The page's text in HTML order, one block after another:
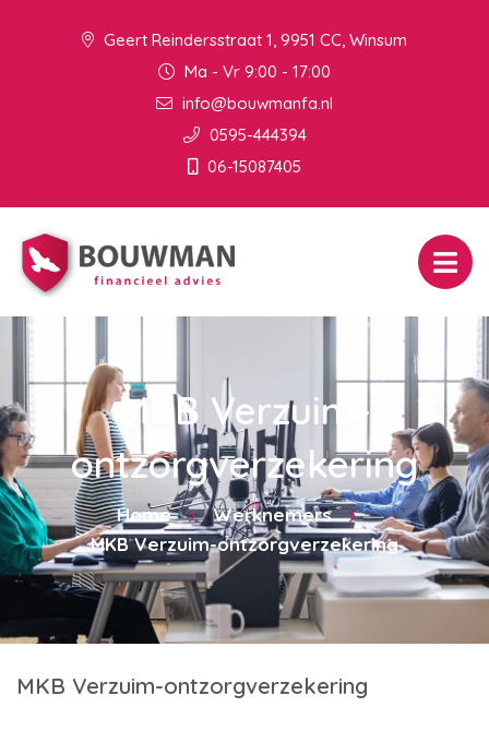
Geert Reindersstraat 1, 9951 CC, Winsum
Ma - Vr 9:00 - 17:00
info@bouwmanfa.nl
0595-444394
06-15087405
MKB Verzuim-
ontzorgverzekering
Home
Werknemers
MKB Verzuim-ontzorgverzekering
MKB Verzuim-ontzorgverzekering